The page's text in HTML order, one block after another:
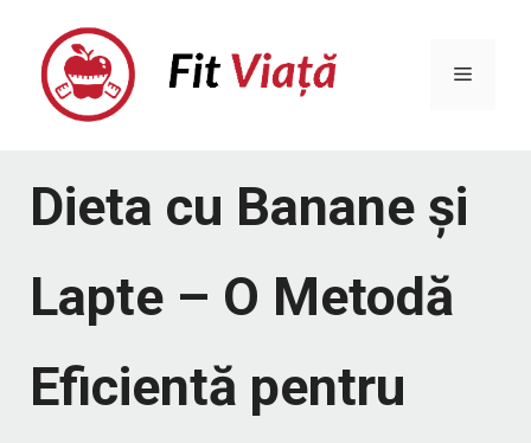
conținut
Meniu
Dieta cu Banane și
Lapte – O Metodă
Eficientă pentru